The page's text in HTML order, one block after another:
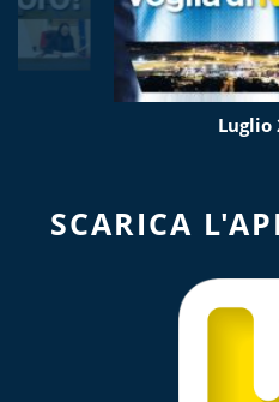
Luglio
SCARICA